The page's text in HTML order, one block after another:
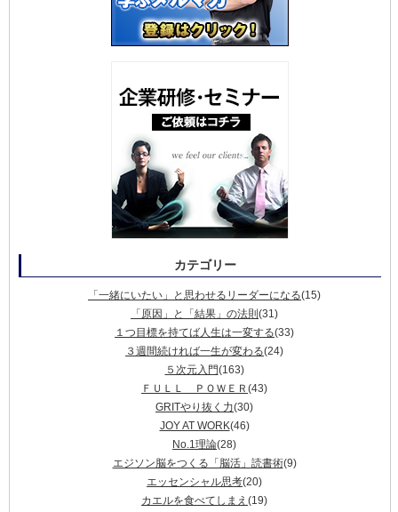
カテゴリー
「一緒にいたい」と思わせるリーダーになる(15)
「原因」と「結果」の法則 (31)
１つ目標を持てば人生は一変する(33)
３週間続ければ一生が変わる(24)
５次元入門(163)
ＦＵＬＬ ＰＯＷＥＲ (43)
GRITやり抜く力(30)
JOY AT WORK(46)
No.1理論(28)
エジソン脳をつくる「脳活」読書術(9)
エッセンシャル思考(20)
カエルを食べてしまえ (19)